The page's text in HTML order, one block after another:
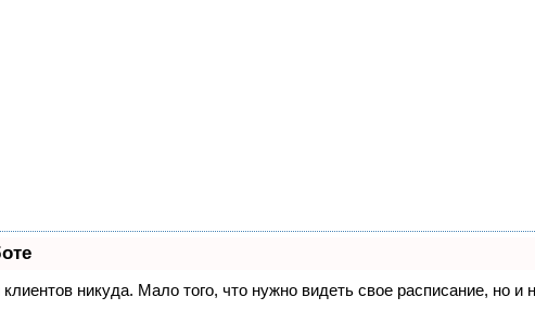
никуда. Мало того, что нужно видеть свое расписание, но